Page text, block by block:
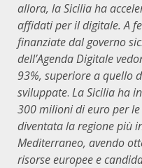
allora, la Sicilia ha
affidati per il digitale. A
finanziate dal governo
dell’Agenda Digitale
93%, superiore a quello
sviluppate. La Sicilia ha
300 milioni di euro per
diventata la regione più
Mediterraneo, avendo
risorse europee e